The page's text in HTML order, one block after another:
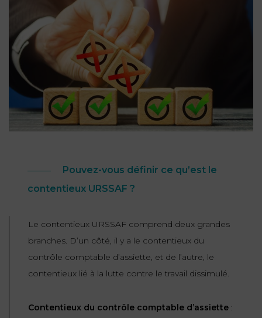
DU
TRAVAIL
RESPONSABILITÉ
& ASSURANCE
IMMOBILIER
DROIT
SUCCESSION
VOS
CONTRATS &
CONSOMMATION
DROIT
DES
AFFAIRES
RESPONSABILITÉ
& ASSURANCE
FISCALITÉ
DROIT
DU
TRAVAIL
ADMINISTRATIF
AGN
AVOCATS
SERVICE
FRANCO-
TURC
START-
DROIT
DU
NUMÉRIQUE
NOUS
CONNAÎTRE
EQUIPE
DIRIGEANTE
REJOIGNEZ-
NOUS
Nos
agences
Prendre
09
34
24
Pouvez-vous définir ce qu’est le
contentieux URSSAF ?
Le contentieux URSSAF comprend deux grandes
branches. D’un côté, il y a le contentieux du
contrôle comptable d’assiette, et de l’autre, le
contentieux lié à la lutte contre le travail dissimulé.
Contentieux du contrôle comptable d’assiette :